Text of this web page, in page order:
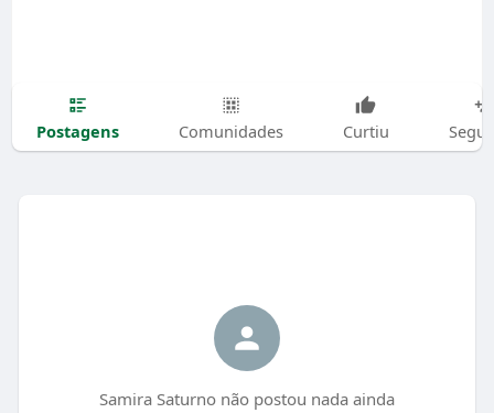
Postagens Comunidades Curtiu
Samira Saturno não postou nada ainda